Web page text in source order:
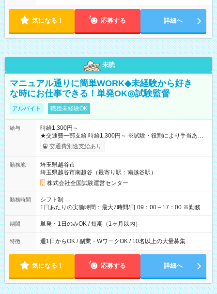
気になる！ 応募する 詳細へ
未読
マニュアル通りに簡単WORK◆未経験から好き
な時にお仕事できる！単発OK◎試験監督
アルバイト 職種未経験OK
給与
時給1,300円～
★交通費一部支給 時給1,300円～ ※試験・役割により手当あり
※勤務回数により昇給あり 【即給（前払い）オプションあ
り！】 希望される場合、勤務から1週間ほどで給与の一部を受け
例】 ・河合塾模擬試験 8:30～17:30（休憩1時間） 時給1,300円
×8時間＝日収10,400円＋交通費 ※当日の役割により時給＋100
円の場合あり ・国家試験 7:00～13:30（休憩なし） 時給1,300
円（役割手当＋100円）×6時間＝日収8,400円＋交通費 【試用期
間】試用期間なし
交通費別途支給あり
勤務地
埼玉県越谷市
埼玉県越谷市南越谷（最寄り駅：南越谷駅）
株式会社全国試験運営センター
勤務時間
シフト制
1日あたりの実働時間：最大7時間/日 09：00～17：00 ※勤務時
間は 試験により異なります。
期間 単発・1日のみOK / 短期（1ヶ月以内）
特徴 週1日からOK / 副業・WワークOK / 10名以上の大量募集
気になる！ 応募する 詳細へ